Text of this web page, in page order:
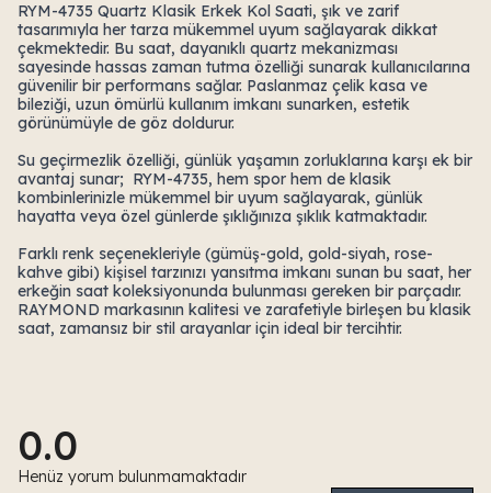
RYM-4735 Quartz Klasik Erkek Kol Saati, şık ve zarif
tasarımıyla her tarza mükemmel uyum sağlayarak dikkat
çekmektedir. Bu saat, dayanıklı quartz mekanizması
sayesinde hassas zaman tutma özelliği sunarak kullanıcılarına
güvenilir bir performans sağlar. Paslanmaz çelik kasa ve
bileziği, uzun ömürlü kullanım imkanı sunarken, estetik
görünümüyle de göz doldurur.
Su geçirmezlik özelliği, günlük yaşamın zorluklarına karşı ek bir
avantaj sunar; RYM-4735, hem spor hem de klasik
kombinlerinizle mükemmel bir uyum sağlayarak, günlük
hayatta veya özel günlerde şıklığınıza şıklık katmaktadır.
Farklı renk seçenekleriyle (gümüş-gold, gold-siyah, rose-
kahve gibi) kişisel tarzınızı yansıtma imkanı sunan bu saat, her
erkeğin saat koleksiyonunda bulunması gereken bir parçadır.
RAYMOND markasının kalitesi ve zarafetiyle birleşen bu klasik
saat, zamansız bir stil arayanlar için ideal bir tercihtir.
0.0
Henüz yorum bulunmamaktadır